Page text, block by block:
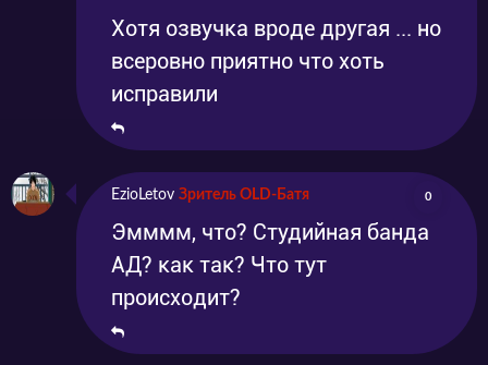
Хотя озвучка вроде другая ... но
всеровно приятно что хоть
исправили
EzioLetov Зритель OLD-Батя 0
Эмммм, что? Студийная банда
АД? как так? Что тут
происходит?